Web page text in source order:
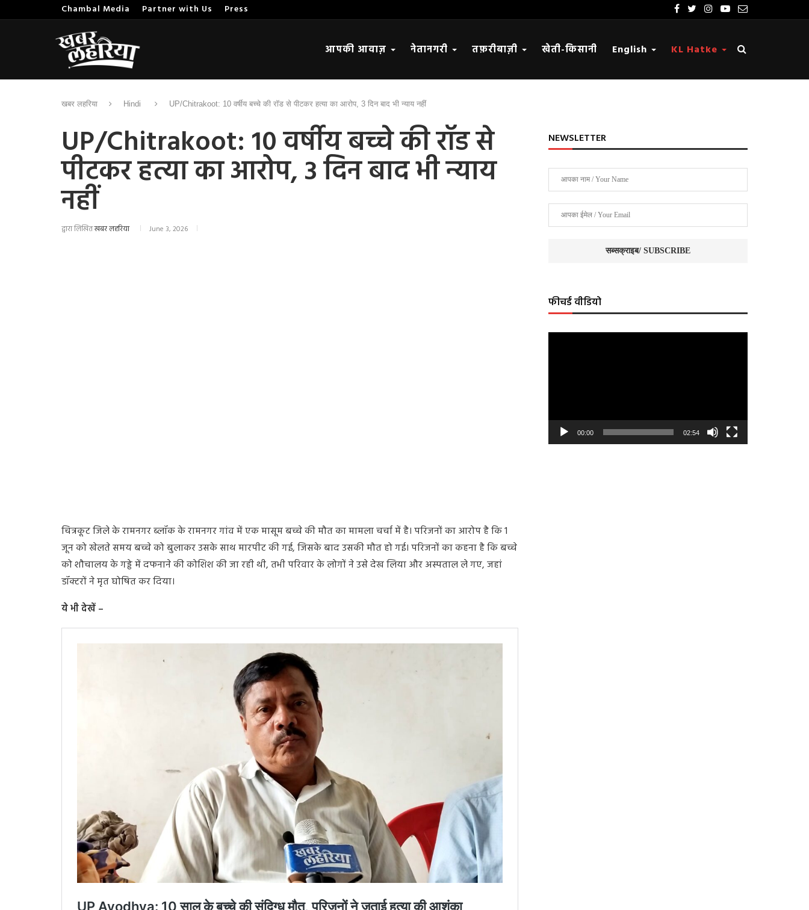
Chambal Media Partner with Us Press
आपकी आवाज़ नेतानगरी तफ़रीबाज़ी खेती-किसानी English KL Hatke
खबर लहरिया Hindi UP/Chitrakoot: 10 वर्षीय बच्चे की रॉड से पीटकर हत्या का आरोप, 3 दिन बाद भी न्याय नहीं
UP/Chitrakoot: 10 वर्षीय बच्चे की रॉड से
पीटकर हत्या का आरोप, 3 दिन बाद भी न्याय
नहीं
द्वारा लिखितखबर लहरिया June 3, 2026
चित्रकूट जिले के रामनगर ब्लॉक के रामनगर गांव में एक मासूम बच्चे की मौत का मामला चर्चा में है। परिजनों का आरोप है कि 1
जून को खेलते समय बच्चे को बुलाकर उसके साथ मारपीट की गई, जिसके बाद उसकी मौत हो गई। परिजनों का कहना है कि बच्चे
को शौचालय के गड्ढे में दफनाने की कोशिश की जा रही थी, तभी परिवार के लोगों ने उसे देख लिया और अस्पताल ले गए, जहां
डॉक्टरों ने मृत घोषित कर दिया।
ये भी देखें –
NEWSLETTER
फीचर्ड वीडियो
00:00 02:54